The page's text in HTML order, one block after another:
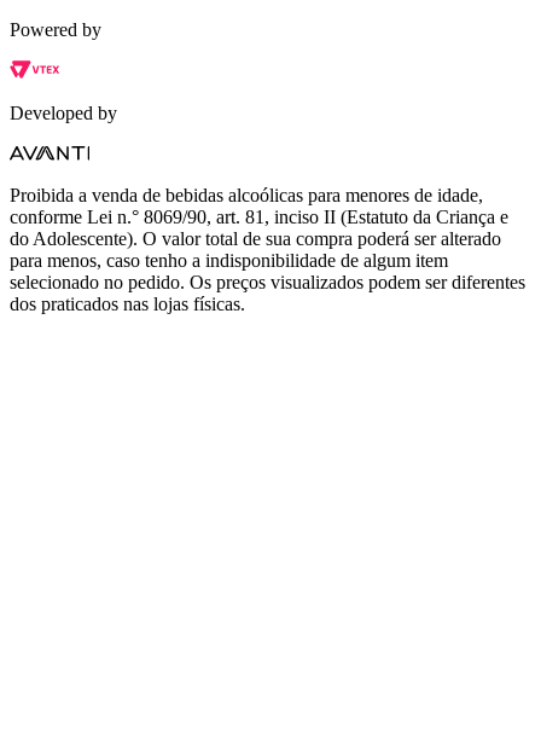
Powered by
Developed by
Proibida a venda de bebidas alcoólicas para menores de idade,
conforme Lei n.° 8069/90, art. 81, inciso II (Estatuto da Criança e
do Adolescente). O valor total de sua compra poderá ser alterado
para menos, caso tenho a indisponibilidade de algum item
selecionado no pedido. Os preços visualizados podem ser diferentes
dos praticados nas lojas físicas.